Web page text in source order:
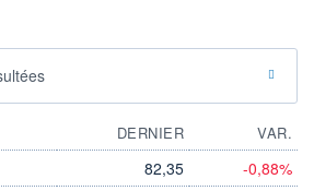
DERNIER
VAR.
82,35 -0,88%